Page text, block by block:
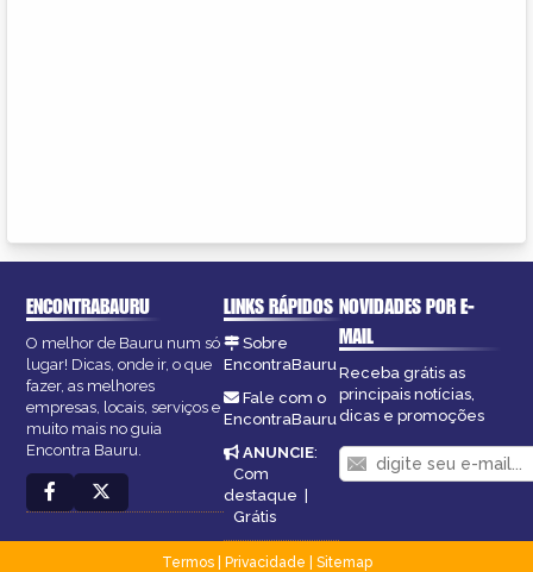
ENCONTRABAURU
O melhor de Bauru num só
lugar! Dicas, onde ir, o que
fazer, as melhores
empresas, locais, serviços e
muito mais no guia
Encontra Bauru.
LINKS RÁPIDOS
Sobre
EncontraBauru
Fale com o
EncontraBauru
ANUNCIE:
Com
destaque |
Grátis
NOVIDADES POR E-
MAIL
Receba grátis as
principais notícias,
dicas e promoções
Termos| Privacidade
Sitemap